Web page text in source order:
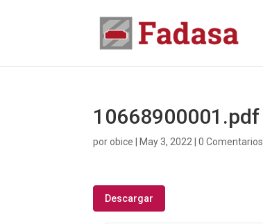
10668900001.pdf
porobice May 3, 2022 |0 Comentarios
Descargar